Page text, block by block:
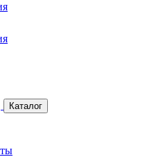
Каталог